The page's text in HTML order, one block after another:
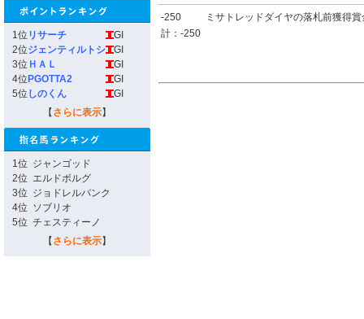
1位 リサーチ
GI
2位ジェンティルトシ
GI
3位 ＨＡＬ
GI
4位 PGOTTA2
GI
5位 しのくん
GI
【 さらに表示】
1位 ジャンゴッド
2位 エルドボルグ
3位 ジョドレルバンク
4位 ソブリオ
5位 チェスティーノ
【 さらに表示】
-250
ミサトレッドダイヤの落札前獲得
計：-250